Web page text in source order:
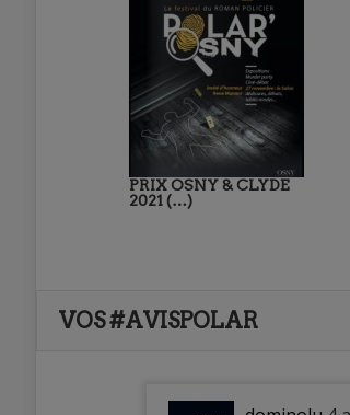
PRIX OSNY & CLYDE
2021 (…)
VOS #AVISPOLAR